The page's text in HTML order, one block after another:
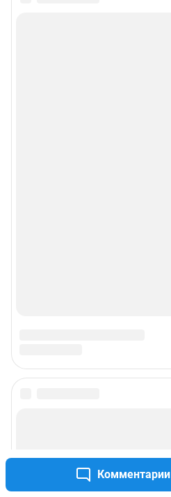
Комментарии